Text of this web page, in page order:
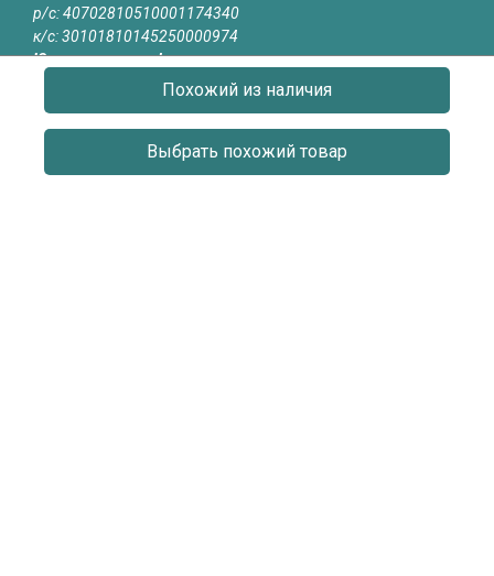
Похожий из наличия
Выбрать похожий товар
р/с: 40702810510001174340
к/с: 30101810145250000974
Юридическая информация
Информация на сайте revitech.ru не является публичной
офертой